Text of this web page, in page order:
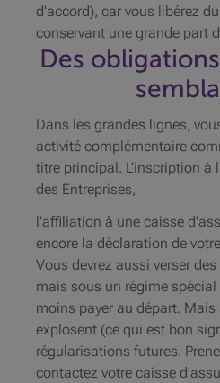
d'accord), car vous libérez
conservant une grande part
Des
Dans les grandes lignes,
activité complémentaire
titre principal. L'inscription à
des Entreprises,
l'affiliation à une caisse
encore la déclaration de
Vous devrez aussi verser
mais sous un régime
moins payer au départ. Mais
explosent (ce qui est bon
régularisations futures.
contactez votre caisse